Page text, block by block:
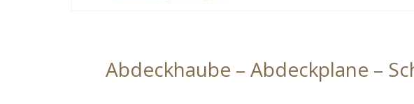
Abdeckhaube – Abdeckplane –